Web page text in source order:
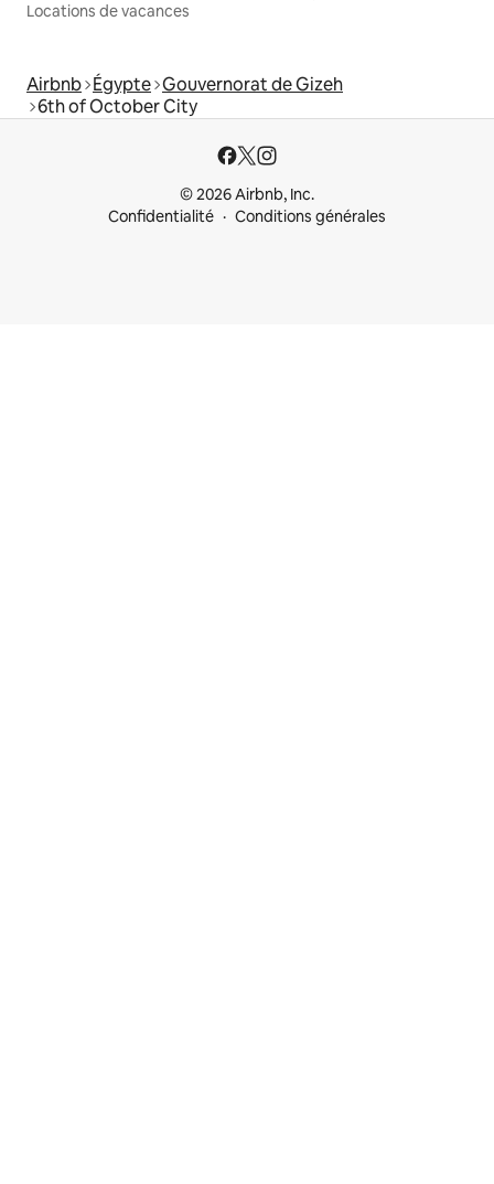
Locations de vacances
Airbnb Égypte Gouvernorat de Gizeh
6th of October City
© 2026 Airbnb, Inc.
Confidentialité
Conditions générales